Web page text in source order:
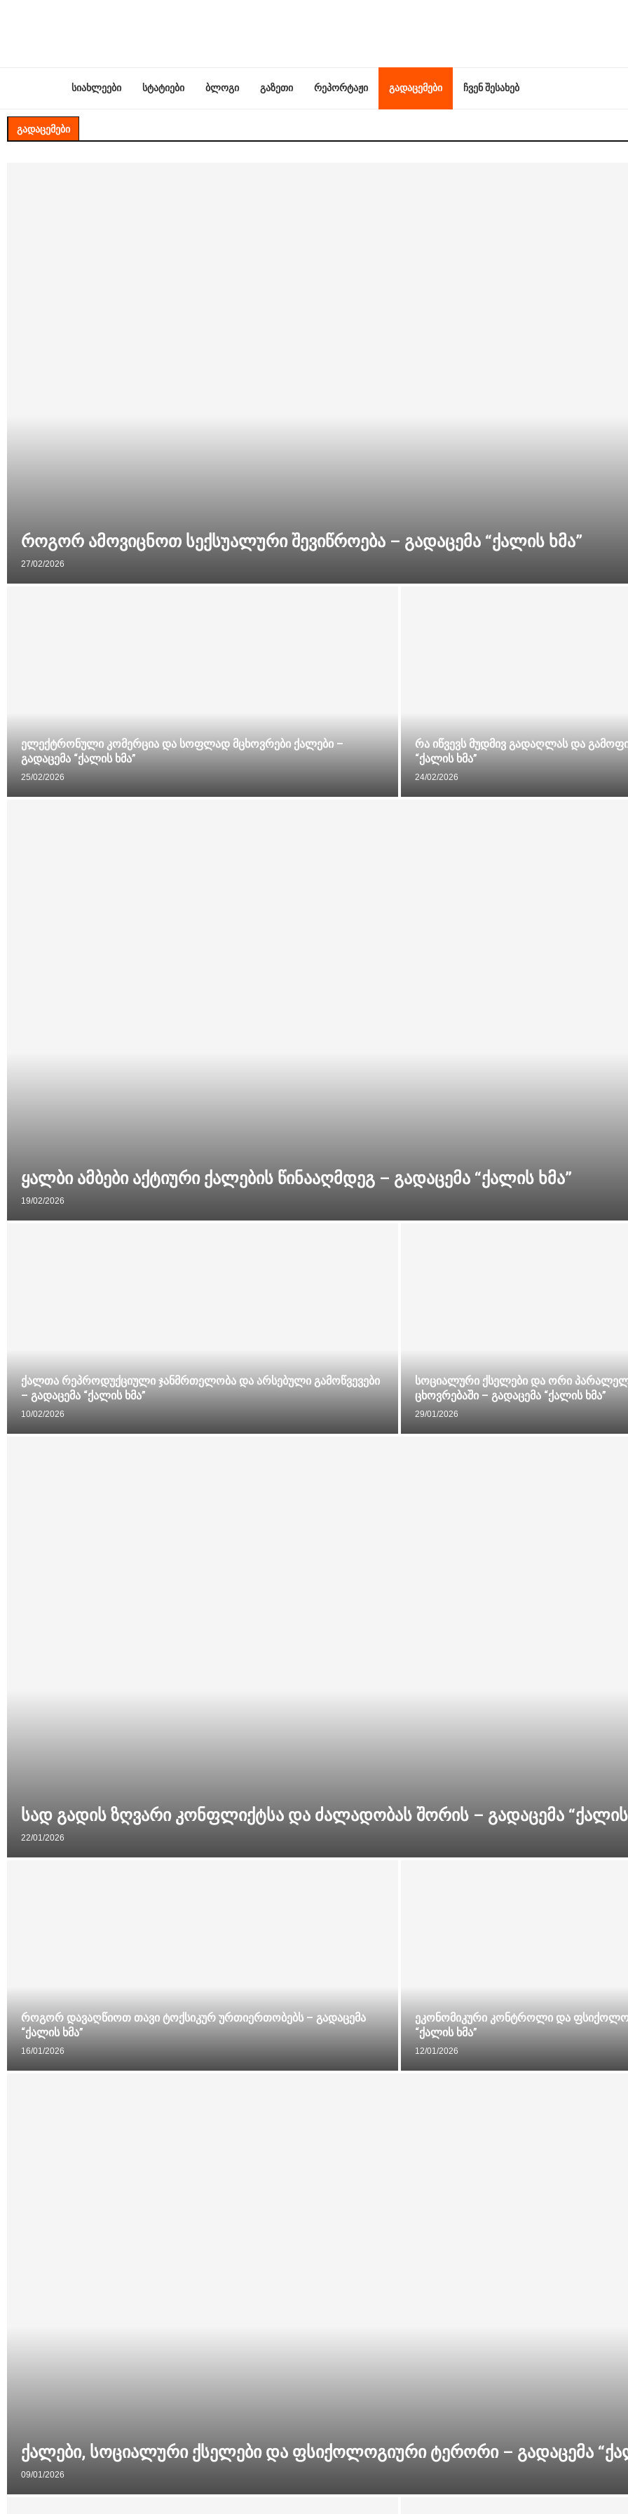
სიახლეები სტატიები ბლოგი გაზეთი რეპორტაჟი გადაცემები ჩვენ შესახებ
ᲒᲐᲓᲐᲪᲔᲛᲔᲑᲘ
როგორ ამოვიცნოთ სექსუალური შევიწროება – გადაცემა “ქალის ხმა”
27/02/2026
ელექტრონული კომერცია და სოფლად მცხოვრები ქალები –
გადაცემა “ქალის ხმა”
25/02/2026
რა იწვევს მუდმივ გადაღლას და
“ქალის ხმა”
24/02/2026
ყალბი ამბები აქტიური ქალების წინააღმდეგ – გადაცემა “ქალის ხმა”
19/02/2026
ქალთა რეპროდუქციული ჯანმრთელობა და არსებული გამოწვევები
– გადაცემა “ქალის ხმა”
10/02/2026
სოციალური ქსელები და ორი
ცხოვრებაში – გადაცემა “ქალის ხმა”
29/01/2026
სად გადის ზღვარი კონფლიქტსა და ძალადობას შორის – გადაცემა “ქალის
22/01/2026
როგორ დავაღწიოთ თავი ტოქსიკურ ურთიერთობებს – გადაცემა
“ქალის ხმა”
16/01/2026
ეკონომიკური კონტროლი და
“ქალის ხმა”
12/01/2026
ქალები, სოციალური ქსელები და ფსიქოლოგიური ტერორი – გადაცემა
09/01/2026